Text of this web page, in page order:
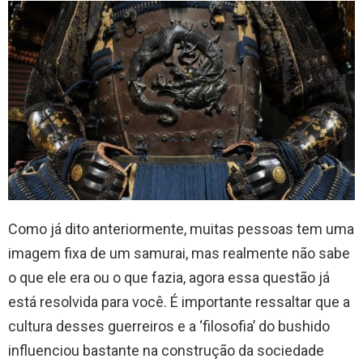
Como já dito anteriormente, muitas pessoas tem uma
imagem fixa de um samurai, mas realmente não sabe
o que ele era ou o que fazia, agora essa questão já
está resolvida para você. É importante ressaltar que a
cultura desses guerreiros e a ‘filosofia’ do bushido
influenciou bastante na construção da sociedade